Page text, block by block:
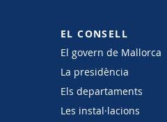
EL CONSELL
El govern de Mallorca
La presidència
Els departaments
Les instal·lacions